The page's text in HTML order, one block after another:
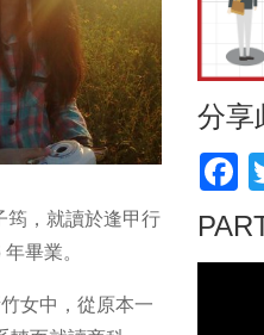
筠，就讀於逢甲行
畢業。
女中，從原本一
分享